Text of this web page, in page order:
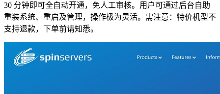
30 分钟即可全自动开通，免人工审核。用户可通过后台自助
重装系统、重启及管理，操作极为灵活。需注意：特价机型不
支持退款，下单前请知悉。